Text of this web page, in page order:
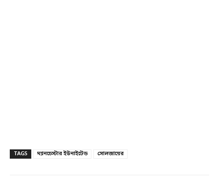
TAGS ম্যানচেস্টার ইউনাইটেড সোলজায়ের